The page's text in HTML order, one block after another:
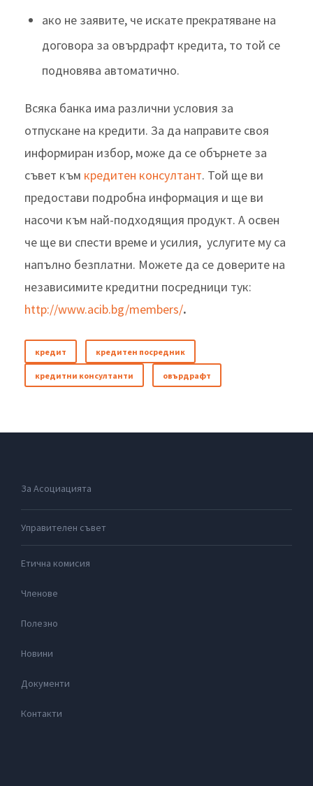
ако не заявите, че искате прекратяване на
договора за овърдрафт кредита, то той се
подновява автоматично.
Всяка банка има различни условия за
отпускане на кредити. За да направите своя
информиран избор, може да се обърнете за
съвет към кредитен консултант. Той ще ви
предостави подробна информация и ще ви
насочи към най-подходящия продукт. А освен
че ще ви спести време и усилия, услугите му са
напълно безплатни. Можете да се доверите на
независимите кредитни посредници тук:
http://www.acib.bg/members/.
кредит кредитен посредник
кредитни консултанти овърдрафт
За Асоциацията
Управителен съвет
Етична комисия
Членове
Полезно
Новини
Документи
Контакти